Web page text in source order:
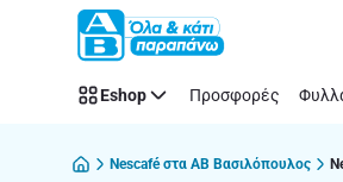
Παράλειψη
supermarket
Βασιλόπουλος
Eshop Προσφορές
Nescafé στα ΑΒ Βασιλόπουλος